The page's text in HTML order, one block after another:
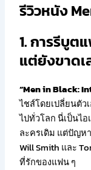
รีวิวหนัง
1. การรีบูต
แต่ยังขาด
“Men in Black:
ไชส์โดยเปลี่ยนตัว
ไปทั่วโลก นี่เป็นไ
ละครเดิม แต่ปัญห
Will Smith และ
ที่รักของแฟน ๆ